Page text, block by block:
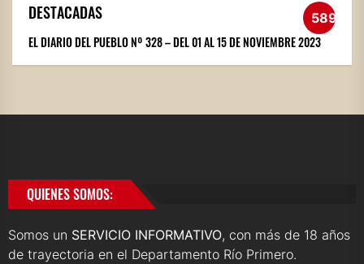
DESTACADAS 589
EL DIARIO DEL PUEBLO Nº 328 – DEL 01 AL 15 DE NOVIEMBRE 2023
QUIENES SOMOS:
Somos un SERVICIO INFORMATIVO, con más de 18 años
de trayectoria en el Departamento Río Primero.